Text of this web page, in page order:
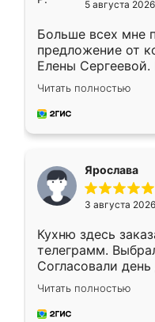
5 августа 2026
Больше всех мне
предложение от
Елены
короткие сроки
для замера
предложил по
Читать полностью
Ярослава
3 августа 2026
Кухню здесь
телеграмм.
Согласовали
недели кухня
довольны
мебель за
Читать полностью